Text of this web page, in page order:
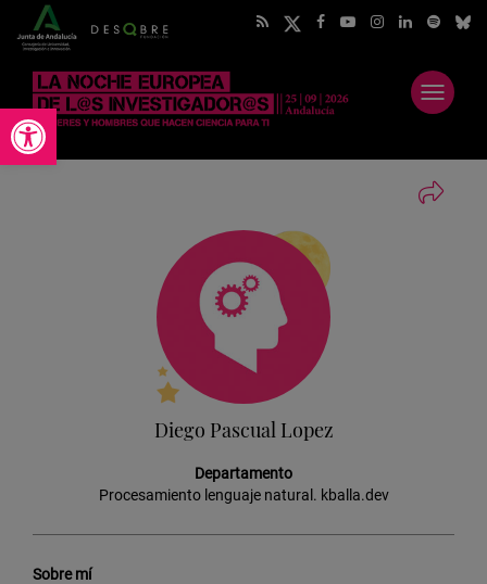
Abrir barra de herramientas
Abrir
menú
Diego Pascual Lopez
Departamento
Procesamiento lenguaje natural. kballa.dev
Sobre mí